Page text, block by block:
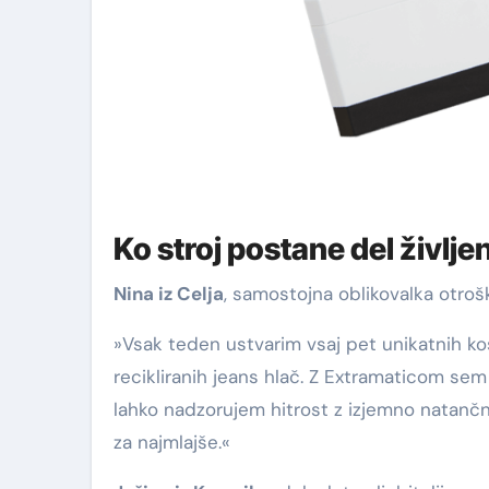
Ko stroj postane del
Nina iz Celja, samostojna oblikovalka
»Vsak teden ustvarim vsaj pet unikatnih
recikliranih jeans hlač. Z Extramaticom
lahko nadzorujem hitrost z izjemno
za najmlajše.«